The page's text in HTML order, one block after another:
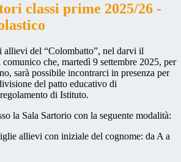
classi prime 2025/26 -
del “Colombatto”, nel darvi il
che, martedì 9 settembre 2025, per
sarà possibile incontrarci in presenza per
del patto educativo di
di Istituto.
la Sala Sartorio con la seguente modalità:
allievi con iniziale del cognome: da A a